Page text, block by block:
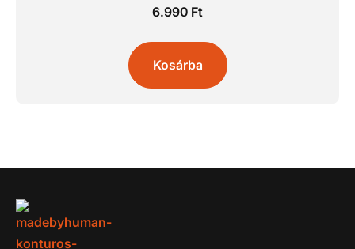
6.990 Ft
Kosárba